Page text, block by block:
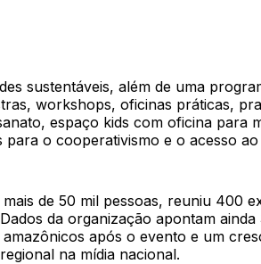
sustentáveis, além de uma
workshops, oficinas práticas,
espaço kids com oficina para
o cooperativismo e o acesso
de 50 mil pessoas, reuniu 400
da organização apontam ainda
após o evento e um
na mídia nacional.